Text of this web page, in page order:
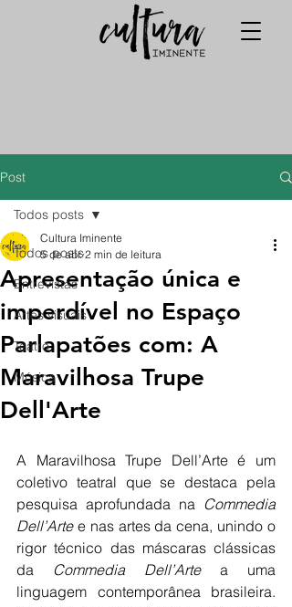
Post
Todos posts
Entrevistas
Artes visuais
Teatro
Música
Todos posts
Apresentação única e
imperdível no Espaço
Parlapatões com: A
Maravilhosa Trupe
Dell'Arte
Cultura Iminente
5 de abr. 2 min de leitura
A Maravilhosa Trupe Dell’Arte é um
coletivo teatral que se destaca pela
pesquisa aprofundada na Commedia
Dell’Arte e nas artes da cena, unindo o
rigor técnico das máscaras clássicas
da Commedia Dell’Arte a uma
linguagem contemporânea brasileira.